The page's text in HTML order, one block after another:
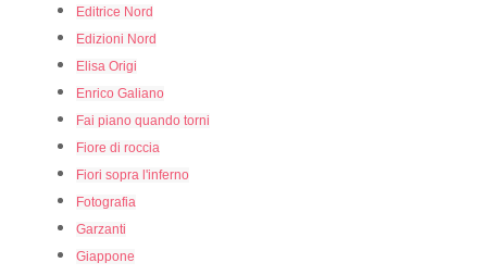
Editrice Nord
Edizioni Nord
Elisa Origi
Enrico Galiano
Fai piano quando torni
Fiore di roccia
Fiori sopra l'inferno
Fotografia
Garzanti
Giappone